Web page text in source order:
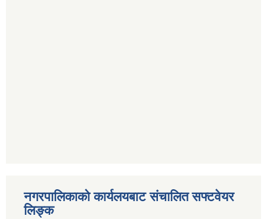
नगरपालिकाको कार्यलयबाट संचालित सफ्टवेयर
लिङ्क